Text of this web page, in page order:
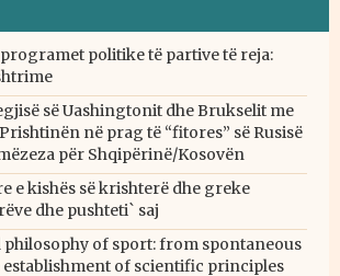
politike të partive të reja:
së Uashingtonit dhe Brukselit me
në prag të “fitores” së Rusisë
për Shqipërinë/Kosovën
e kishës së krishterë dhe greke
dhe pushteti` saj
philosophy of sport: from spontaneous
establishment of scientific principles